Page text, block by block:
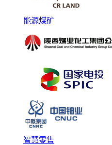
能源煤矿
智慧零售